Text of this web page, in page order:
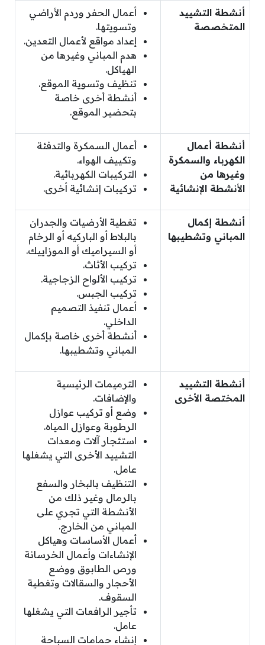
أنشطة التشييد
المتخصصة
أعمال الحفر وردم الأراضي
وتسويتها.
إعداد مواقع لأعمال التعدين.
هدم المباني وغيرها من
الهياكل.
تنظيف وتسوية الموقع.
أنشطة أخرى خاصة
بتحضير الموقع.
أنشطة أعمال
الكهرباء والسمكرة
وغيرها من
الأنشطة الإنشائية
أعمال السمكرة والتدفئة
وتكييف الهواء.
التركيبات الكهربائية.
تركيبات إنشائية أخرى.
أنشطة إكمال
المباني وتشطيبها
تغطية الأرضيات والجدران
بالبلاط أو الباركيه أو الرخام
أو السيراميك أو الموزاييك.
تركيب الأثاث.
تركيب الألواح الزجاجية.
تركيب الجبس.
أعمال تنفيذ التصميم
الداخلي.
أنشطة أخرى خاصة بإكمال
المباني وتشطيبها.
أنشطة التشييد
المختصة الأخرى
الترميمات الرئيسية
والإضافات.
وضع أو تركيب عوازل
الرطوبة وعوازل المياه.
استئجار آلات ومعدات
التشييد الأخرى التي يشغلها
عامل.
التنظيف بالبخار والسفع
بالرمال وغير ذلك من
الأنشطة التي تجري على
المباني من الخارج.
أعمال الأساسات وهياكل
الإنشاءات وأعمال الخرسانة
ورص الطابوق ووضع
الأحجار والسقالات وتغطية
السقوف.
تأجير الرافعات التي يشغلها
عامل.
إنشاء حمامات السباحة